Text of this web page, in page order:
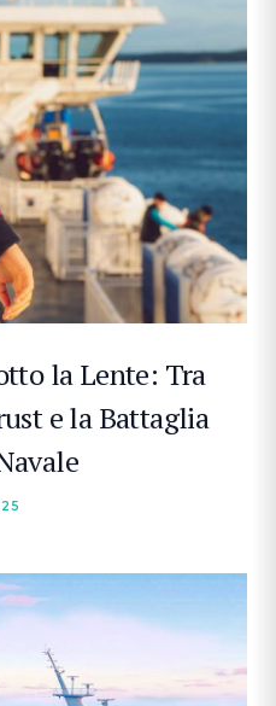
la Lente: Tra
e la Battaglia